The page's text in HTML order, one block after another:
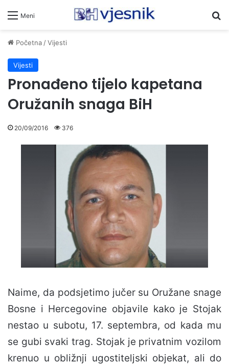
Meni
Početna/Vijesti
Vijesti
Pronađeno tijelo kapetana
Oružanih snaga BiH
20/09/2016 376
Naime, da podsjetimo jučer su Oružane snage
Bosne i Hercegovine objavile kako je Stojak
nestao u subotu, 17. septembra, od kada mu
se gubi svaki trag. Stojak je privatnim vozilom
krenuo u obližnji ugostiteljski objekat, ali do